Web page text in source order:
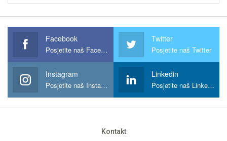
Facebook
Posjetite naš Facebook
Twitter
Posjetite naš Twitter
Instagram
Posjetite naš Instagram
Linkedin
Posjetite naš Linkedin
Kontakt